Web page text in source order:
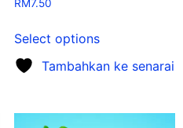
RM7.50
Select options
Tambahkan ke senarai